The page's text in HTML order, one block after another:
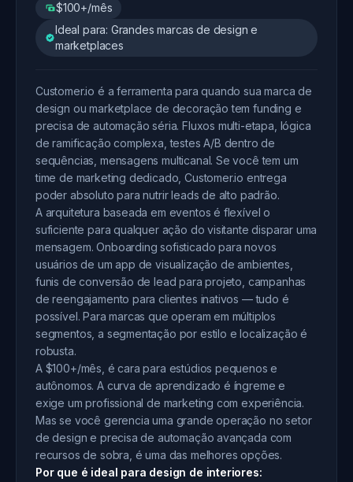
$100+/mês
Ideal para: Grandes marcas de design e
marketplaces
Customer.io é a ferramenta para quando sua marca de
design ou marketplace de decoração tem funding e
precisa de automação séria. Fluxos multi-etapa, lógica
de ramificação complexa, testes A/B dentro de
sequências, mensagens multicanal. Se você tem um
time de marketing dedicado, Customer.io entrega
poder absoluto para nutrir leads de alto padrão.
A arquitetura baseada em eventos é flexível o
suficiente para qualquer ação do visitante disparar uma
mensagem. Onboarding sofisticado para novos
usuários de um app de visualização de ambientes,
funis de conversão de lead para projeto, campanhas
de reengajamento para clientes inativos — tudo é
possível. Para marcas que operam em múltiplos
segmentos, a segmentação por estilo e localização é
robusta.
A $100+/mês, é cara para estúdios pequenos e
autônomos. A curva de aprendizado é íngreme e
exige um profissional de marketing com experiência.
Mas se você gerencia uma grande operação no setor
de design e precisa de automação avançada com
recursos de sobra, é uma das melhores opções.
Por que é ideal para design de interiores: